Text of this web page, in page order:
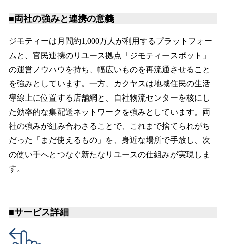
■両社の強みと連携の意義
ジモティーは月間約1,000万人が利用するプラットフォー
ムと、官民連携のリユース拠点「ジモティースポット」
の運営ノウハウを持ち、幅広いものを再流通させること
を強みとしています。一方、カクヤスは地域住民の生活
導線上に位置する店舗網と、自社物流センターを核にし
た効率的な集配送ネットワークを強みとしています。両
社の強みが組み合わさることで、これまで捨てられがち
だった「まだ使えるもの」を、身近な場所で手放し、次
の使い手へとつなぐ新たなリユースの仕組みが実現しま
す。
■サービス詳細